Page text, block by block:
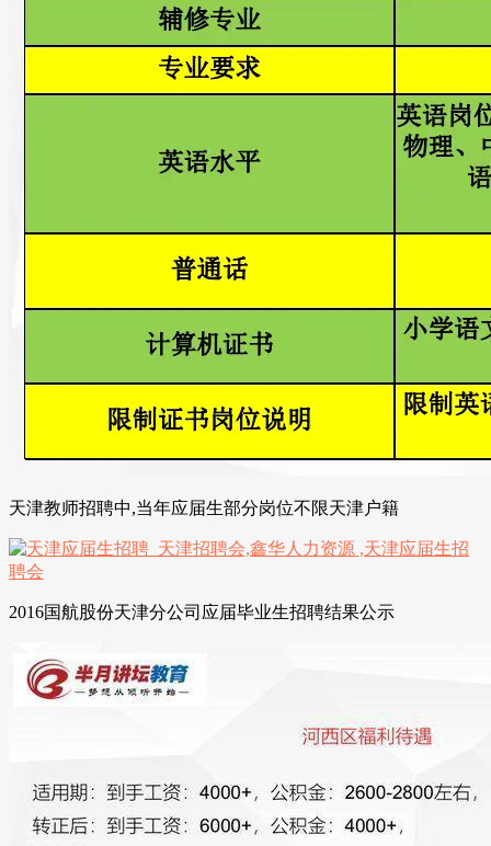
天津教师招聘中,当年应届生部分岗位不限天津户籍
2016国航股份天津分公司应届毕业生招聘结果公示